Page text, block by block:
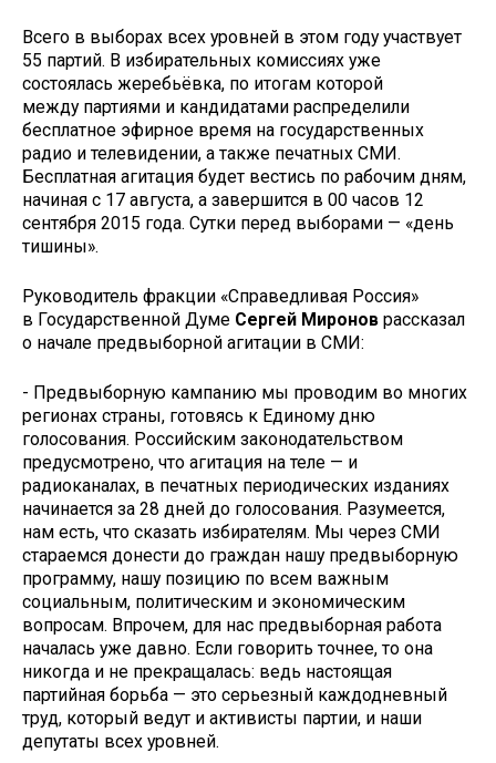
Всего в выборах всех уровней в этом году участвует
55 партий. В избирательных комиссиях уже
состоялась жеребьёвка, по итогам которой
между партиями и кандидатами распределили
бесплатное эфирное время на государственных
радио и телевидении, а также печатных СМИ.
Бесплатная агитация будет вестись по рабочим дням,
начиная с 17 августа, а завершится в 00 часов 12
сентября 2015 года. Сутки перед выборами — «день
тишины».
Руководитель фракции «Справедливая Россия»
в Государственной Думе Сергей Миронов рассказал
о начале предвыборной агитации в СМИ:
- Предвыборную кампанию мы проводим во многих
регионах страны, готовясь к Единому дню
голосования. Российским законодательством
предусмотрено, что агитация на теле — и
радиоканалах, в печатных периодических изданиях
начинается за 28 дней до голосования. Разумеется,
нам есть, что сказать избирателям. Мы через СМИ
стараемся донести до граждан нашу предвыборную
программу, нашу позицию по всем важным
социальным, политическим и экономическим
вопросам. Впрочем, для нас предвыборная работа
началась уже давно. Если говорить точнее, то она
никогда и не прекращалась: ведь настоящая
партийная борьба — это серьезный каждодневный
труд, который ведут и активисты партии, и наши
депутаты всех уровней.